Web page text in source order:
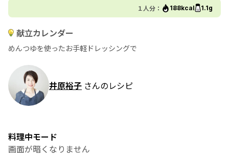
１人分： 188kcal 1.1g
献立カレンダー
めんつゆを使ったお手軽ドレッシングで
井原裕子 さんのレシピ
料理中モード
画面が暗くなりません